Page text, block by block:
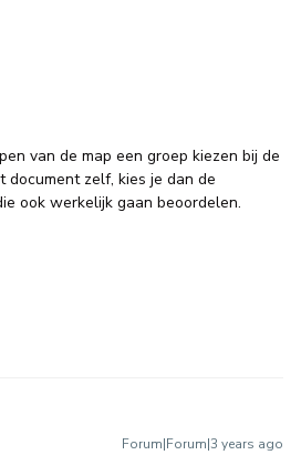
van de map een groep kiezen bij de
document zelf, kies je dan de
ook werkelijk gaan beoordelen.
Forum|Forum|3 years ago